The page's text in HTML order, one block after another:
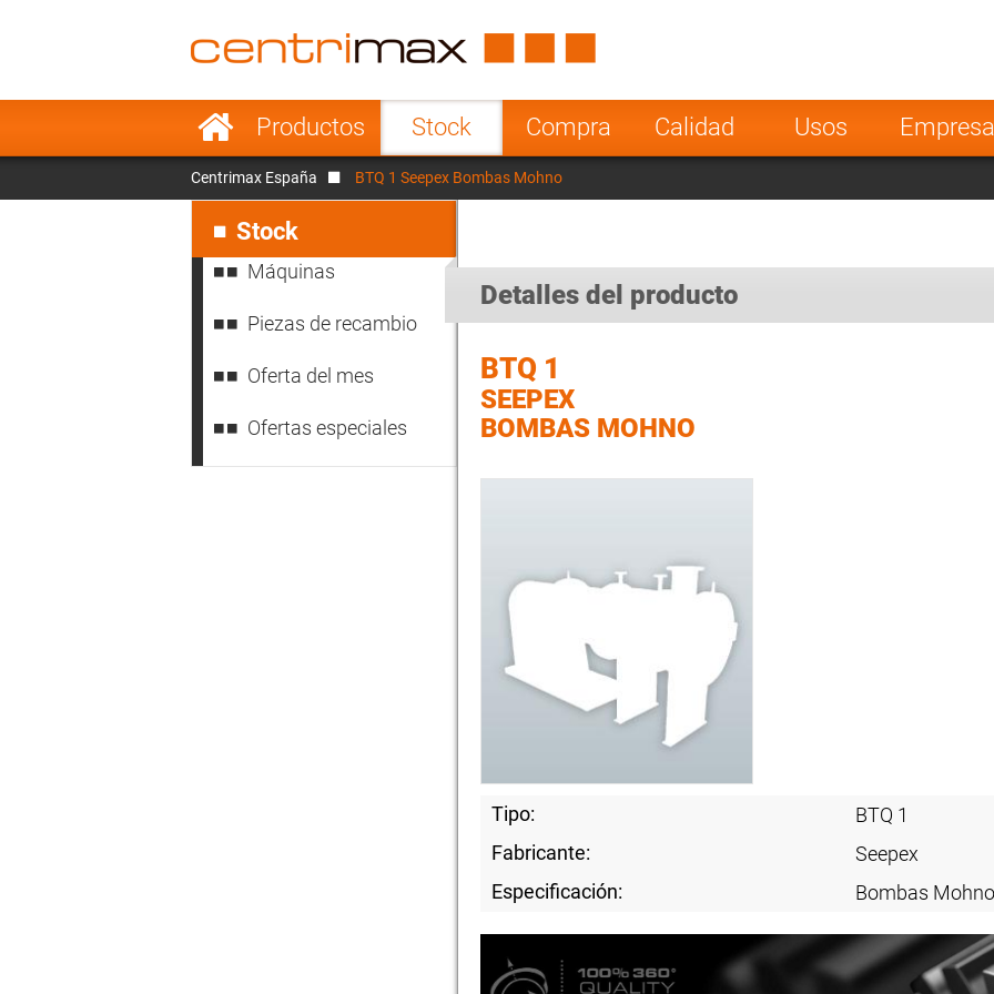
Saltar
navegaciónProductos Stock Compra Calidad Usos Empresa
France Italy
Sweden
Portugal Poland
Norway
Greece
Denmark
China
Centrimax España
BTQ 1 Seepex Bombas Mohno
navegación
Stock
Máquinas
Piezas de recambio
Oferta del mes
Ofertas especiales
Detalles del producto
BTQ 1
SEEPEX
BOMBAS MOHNO
Tipo:
BTQ 1
Fabricante:
Seepex
Especificación:
Bombas Mohno